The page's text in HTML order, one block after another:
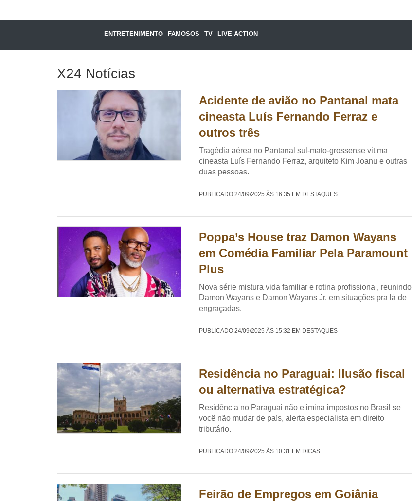
ENTRETENIMENTO FAMOSOS TV LIVE ACTION
X24 Notícias
Acidente de avião no Pantanal mata
cineasta Luís Fernando Ferraz e
outros três
Tragédia aérea no Pantanal sul-mato-grossense vitima
cineasta Luís Fernando Ferraz, arquiteto Kim Joanu e outras
duas pessoas.
PUBLICADO 24/09/2025 ÀS 16:35 EM DESTAQUES
Poppa’s House traz Damon Wayans
em Comédia Familiar Pela Paramount
Plus
Nova série mistura vida familiar e rotina profissional, reunindo
Damon Wayans e Damon Wayans Jr. em situações pra lá de
engraçadas.
PUBLICADO 24/09/2025 ÀS 15:32 EM DESTAQUES
Residência no Paraguai: Ilusão fiscal
ou alternativa estratégica?
Residência no Paraguai não elimina impostos no Brasil se
você não mudar de país, alerta especialista em direito
tributário.
PUBLICADO 24/09/2025 ÀS 10:31 EM DICAS
Feirão de Empregos em Goiânia